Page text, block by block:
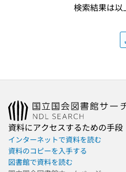
検索結果は以
資料にアクセスするための手段
インターネットで資料を読む
資料のコピーを入手する
図書館で資料を読む